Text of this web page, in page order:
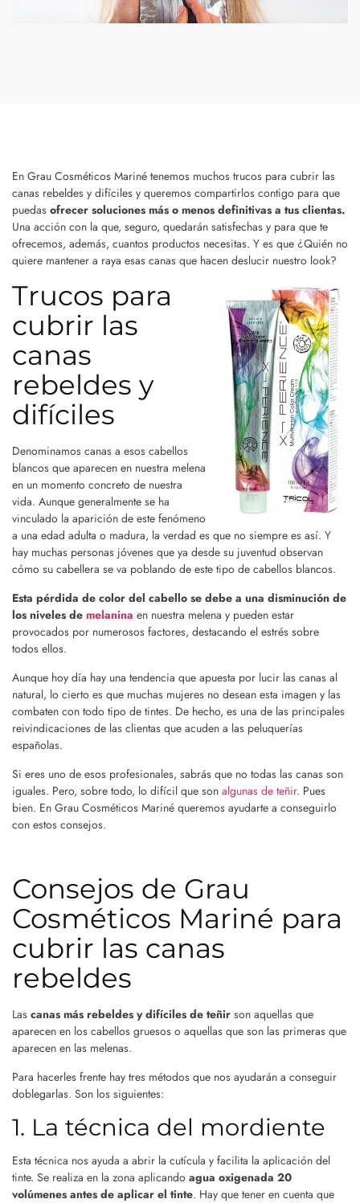
En Grau Cosméticos Mariné tenemos muchos trucos para cubrir las
canas rebeldes y difíciles y queremos compartirlos contigo para que
puedas ofrecer soluciones más o menos definitivas a tus clientas.
Una acción con la que, seguro, quedarán satisfechas y para que te
ofrecemos, además, cuantos productos necesitas. Y es que ¿Quién no
quiere mantener a raya esas canas que hacen deslucir nuestro look?
Trucos para
cubrir las
canas
rebeldes y
difíciles
Denominamos canas a esos cabellos
blancos que aparecen en nuestra melena
en un momento concreto de nuestra
vida. Aunque generalmente se ha
vinculado la aparición de este fenómeno
a una edad adulta o madura, la verdad es que no siempre es así. Y
hay muchas personas jóvenes que ya desde su juventud observan
cómo su cabellera se va poblando de este tipo de cabellos blancos.
Esta pérdida de color del cabello se debe a una disminución de
los niveles de melanina en nuestra melena y pueden estar
provocados por numerosos factores, destacando el estrés sobre
todos ellos.
Aunque hoy día hay una tendencia que apuesta por lucir las canas al
natural, lo cierto es que muchas mujeres no desean esta imagen y las
combaten con todo tipo de tintes. De hecho, es una de las principales
reivindicaciones de las clientas que acuden a las peluquerías
españolas.
Si eres uno de esos profesionales, sabrás que no todas las canas son
iguales. Pero, sobre todo, lo difícil que son algunas de teñir. Pues
bien. En Grau Cosméticos Mariné queremos ayudarte a conseguirlo
con estos consejos.
Consejos de Grau
Cosméticos Mariné para
cubrir las canas
rebeldes
Las canas más rebeldes y difíciles de teñir son aquellas que
aparecen en los cabellos gruesos o aquellas que son las primeras que
aparecen en las melenas.
Para hacerles frente hay tres métodos que nos ayudarán a conseguir
doblegarlas. Son los siguientes:
1. La técnica del mordiente
Esta técnica nos ayuda a abrir la cutícula y facilita la aplicación del
tinte. Se realiza en la zona aplicando agua oxigenada 20
volúmenes antes de aplicar el tinte. Hay que tener en cuenta que